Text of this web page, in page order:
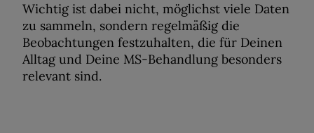
Wichtig ist dabei nicht, möglichst viele Daten
zu sammeln, sondern regelmäßig die
Beobachtungen festzuhalten, die für Deinen
Alltag und Deine MS-Behandlung besonders
relevant sind.